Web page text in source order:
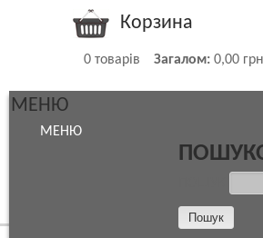
Корзина
0 товарів Загалом: 0,00 грн
МЕНЮ
МЕНЮ